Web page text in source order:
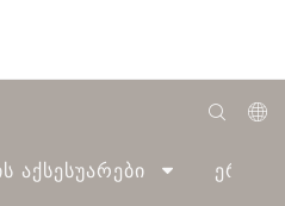
Აქსესუარები Ერთი